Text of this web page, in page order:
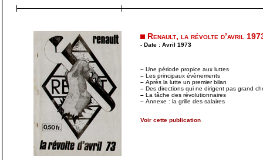
Renault, la révolte d’avril
- Date : Avril 1973
– Une période propice aux luttes
– Les principaux évènements
– Après la lutte un premier bilan
– Des directions qui ne dirigent pas grand
– La tâche des révolutionnaires
– Annexe : la grille des salaires
Voir cette publication